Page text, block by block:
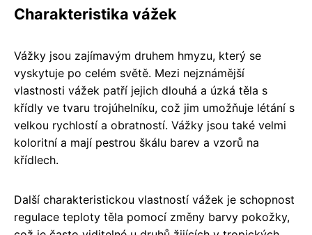
Charakteristika vážek
Vážky jsou zajímavým druhem hmyzu, který se
vyskytuje po celém světě. Mezi nejznámější
vlastnosti vážek patří jejich dlouhá a úzká těla s
křídly ve tvaru trojúhelníku, což jim umožňuje létání s
velkou rychlostí a obratností. Vážky jsou také velmi
koloritní a mají pestrou škálu barev a vzorů na
křídlech.
Další charakteristickou vlastností vážek je schopnost
regulace teploty těla pomocí změny barvy pokožky,